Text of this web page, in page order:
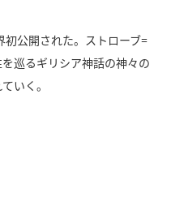
公開された。ストローブ=
巡るギリシア神話の神々の
いく。